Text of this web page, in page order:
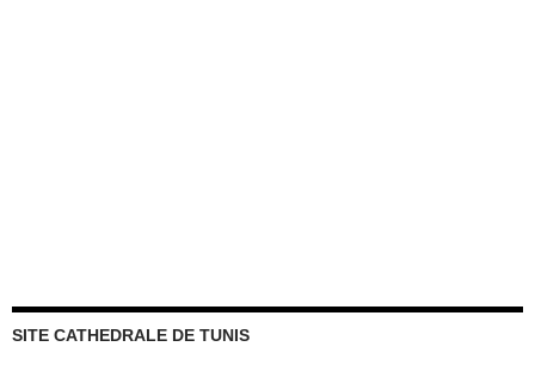
SITE CATHEDRALE DE TUNIS